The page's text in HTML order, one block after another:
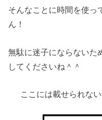
そんなことに時間を使っ
ん！
無駄に迷子にならないた
してくださいね＾＾
ここには載せられな